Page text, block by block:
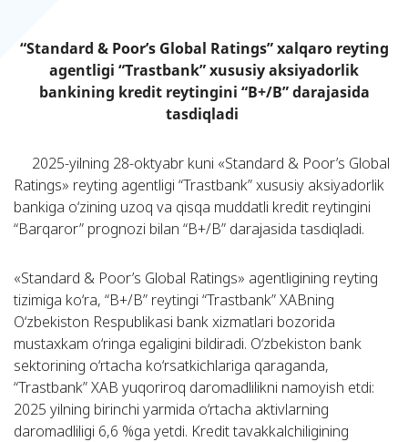
“Standard & Poor’s Global Ratings” xalqaro reyting
agentligi “Trastbank” xususiy aksiyadorlik
bankining kredit reytingini “В+/В” darajasida
tasdiqladi
2025-yilning 28-oktyabr kuni «Standard & Poor’s Global
Ratings» reyting agentligi “Trastbank” xususiy aksiyadorlik
bankiga o‘zining uzoq va qisqa muddatli kredit reytingini
“Barqaror” prognozi bilan “В+/В” darajasida tasdiqladi.
«Standard & Poor’s Global Ratings» agentligining reyting
tizimiga ko‘ra, “В+/В” reytingi “Trastbank” XABning
O‘zbekiston Respublikasi bank xizmatlari bozorida
mustaxkam o‘ringa egaligini bildiradi. O‘zbekiston bank
sektorining o‘rtacha ko‘rsatkichlariga qaraganda,
“Trastbank” XAB yuqoriroq daromadlilikni namoyish etdi:
2025 yilning birinchi yarmida o‘rtacha aktivlarning
daromadliligi 6,6 %ga yetdi. Kredit tavakkalchiligining